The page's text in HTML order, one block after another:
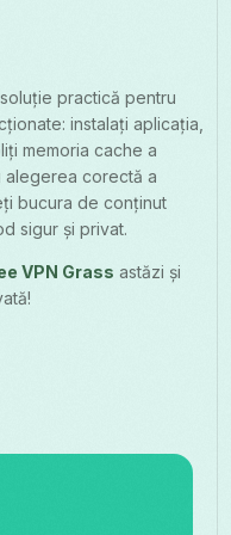
practică pentru
instalați aplicația,
memoria cache a
alegerea corectă a
bucura de conținut
sigur și privat.
VPN Grass astăzi și